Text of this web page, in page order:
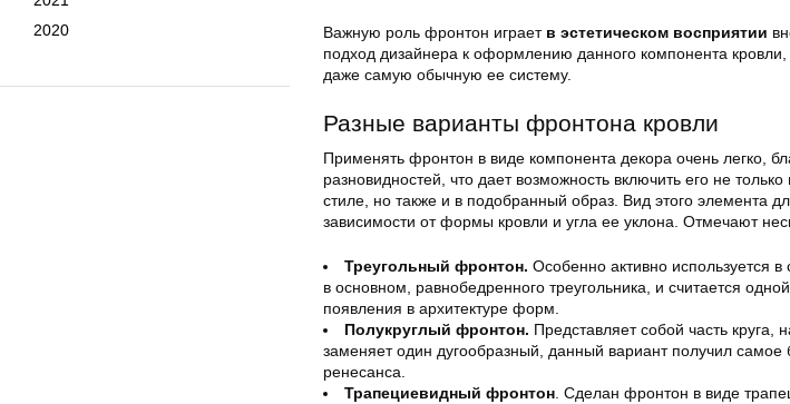
2020
Важную роль фронтон играет в эстетическом восприятии
подход дизайнера к оформлению данного компонента кровли,
даже самую обычную ее систему.
Разные варианты фронтона кровли
Применять фронтон в виде компонента декора очень легко,
разновидностей, что дает возможность включить его не
стиле, но также и в подобранный образ. Вид этого элемента
зависимости от формы кровли и угла ее уклона. Отмечают
Треугольный фронтон. Особенно активно используется
в основном, равнобедренного треугольника, и считается
появления в архитектуре форм.
Полукруглый фронтон. Представляет собой часть круга,
заменяет один дугообразный, данный вариант получил
ренесанса.
Трапециевидный фронтон. Сделан фронтон в виде